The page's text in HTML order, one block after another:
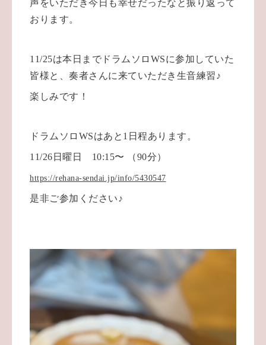
声をいただき今日も幸せだったなと振り返って
おります。
11/25は本日までドラムソロWSに参加していた
皆様と、奏者さんに来ていただき生音練習♪
楽しみです！
ドラムソロWSはあと1日程あります。
11/26日曜日 10:15〜 （90分）
https://rehana-sendai.jp/info/5430547
是非ご参加ください♪